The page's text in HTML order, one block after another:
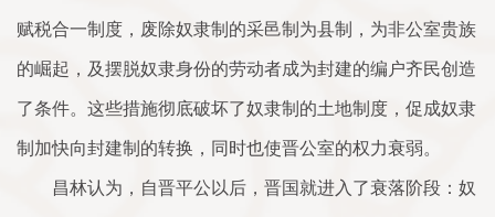
赋税合一制度，废除奴隶制的采邑制为县制，为非公室贵族
的崛起，及摆脱奴隶身份的劳动者成为封建的编户齐民创造
了条件。这些措施彻底破坏了奴隶制的土地制度，促成奴隶
制加快向封建制的转换，同时也使晋公室的权力衰弱。
昌林认为，自晋平公以后，晋国就进入了衰落阶段：奴